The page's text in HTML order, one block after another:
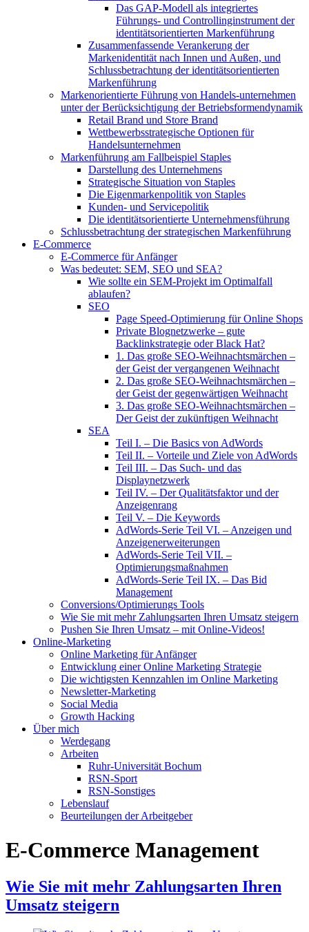
Das GAP-Modell als integriertes
Führungs- und Controllinginstrument der
identitätsorientierten Markenführung
Zusammenfassende Verankerung der
Markenidentität nach Innen und Außen, und
Schlussbetrachtung der identitätsorientierten
Markenführung
Markenorientierte Führung von Handels-unternehmen
unter der Berücksichtigung der Betriebsformendynamik
Retail Brand und Store Brand
Wettbewerbsstrategische Optionen für
Handelsunternehmen
Markenführung am Fallbeispiel Staples
Darstellung des Unternehmens
Strategische Situation von Staples
Die Eigenmarkenpolitik von Staples
Kunden- und Servicepolitik
Die identitätsorientierte Unternehmensführung
Schlussbetrachtung der strategischen Markenführung
E-Commerce
E-Commerce für Anfänger
Was bedeutet: SEM, SEO und SEA?
Wie sollte ein SEM-Projekt im Optimalfall
ablaufen?
SEO
Page Speed-Optimierung für Online Shops
Private Blognetzwerke – gute
Backlinkstrategie oder Black Hat?
1. Das große SEO-Weihnachtsmärchen –
der Geist der vergangenen Weihnacht
2. Das große SEO-Weihnachtsmärchen –
der Geist der gegenwärtigen Weihnacht
3. Das große SEO-Weihnachtsmärchen –
Der Geist der zukünftigen Weihnacht
SEA
Teil I. – Die Basics von AdWords
Teil II. – Vorteile und Ziele von AdWords
Teil III. – Das Such- und das
Displaynetzwerk
Teil IV. – Der Qualitätsfaktor und der
Anzeigenrang
Teil V. – Die Keywords
AdWords-Serie Teil VI. – Anzeigen und
Anzeigenerweiterungen
AdWords-Serie Teil VII. –
Optimierungsmaßnahmen
AdWords-Serie Teil IX. – Das Bid
Management
Conversions/Optimierungs Tools
Wie Sie mit mehr Zahlungsarten Ihren Umsatz steigern
Pushen Sie Ihren Umsatz – mit Online-Videos!
Online-Marketing
Online Marketing für Anfänger
Entwicklung einer Online Marketing Strategie
Die wichtigsten Kennzahlen im Online Marketing
Newsletter-Marketing
Social Media
Growth Hacking
Über mich
Werdegang
Arbeiten
Ruhr-Universität Bochum
RSN-Sport
RSN-Sonstiges
Lebenslauf
Beurteilungen der Arbeitgeber
E-Commerce Management
Wie Sie mit mehr Zahlungsarten Ihren
Umsatz steigern